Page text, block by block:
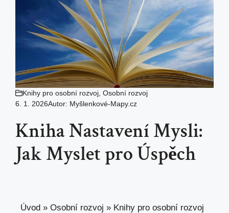
Knihy pro osobní rozvoj Osobní rozvoj
6. 1. 2026Autor: Myšlenkové-Mapy.cz
Kniha Nastavení Mysli:
Jak Myslet pro Úspěch
Úvod » Osobní rozvoj » Knihy pro osobní rozvoj